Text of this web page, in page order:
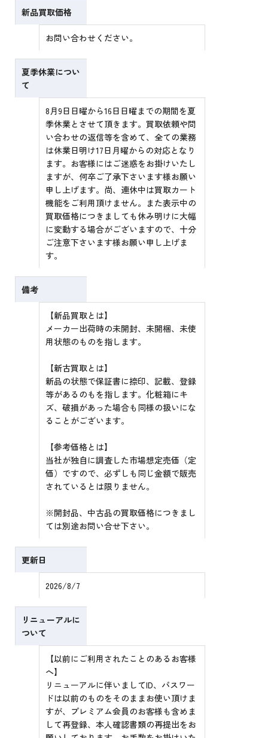
新品買取価格
お問い合わせください。
夏季休業につい
て
8月9日日曜から16日日曜までの期間を夏
季休業とさせて頂きます。買取依頼や問
い合わせの返信等を含めて、全ての業務
は休業日明け17日月曜からの対応となり
ます。お客様にはご迷惑をお掛けいたし
ますが、何卒ご了承下さいます様お願い
申し上げます。尚、連休中は買取カート
機能をご利用頂けません。また表示中の
買取価格につきましても休み明けに大幅
に変動する場合がございますので、十分
ご注意下さいます様お願い申し上げま
す。
備考
【新品買取とは】
メーカー出荷時の未開封、未開梱、未使
用状態のものを指します。
【新古買取とは】
新品の状態で保証書に捺印、記載、登録
等があるのもを指します。化粧箱にキ
ズ、破損があった場合も同様の扱いにな
ることがございます。
【参考価格とは】
当社が独自に調査した市場想定売価（定
価）ですので、必ずしも同じ金額で販売
されているとは限りません。
※開封品、中古品の買取価格につきまし
ては別途お問い合せ下さい。
更新日
2026/8/7
リニューアルに
ついて
【以前にご利用されたことのあるお客様
へ】
リニューアルに伴いましてID、パスワー
ドは以前のものをそのままお使い頂けま
すが、プレミアム会員のお客様も含めま
して再登録、本人確認書類の再提出をお